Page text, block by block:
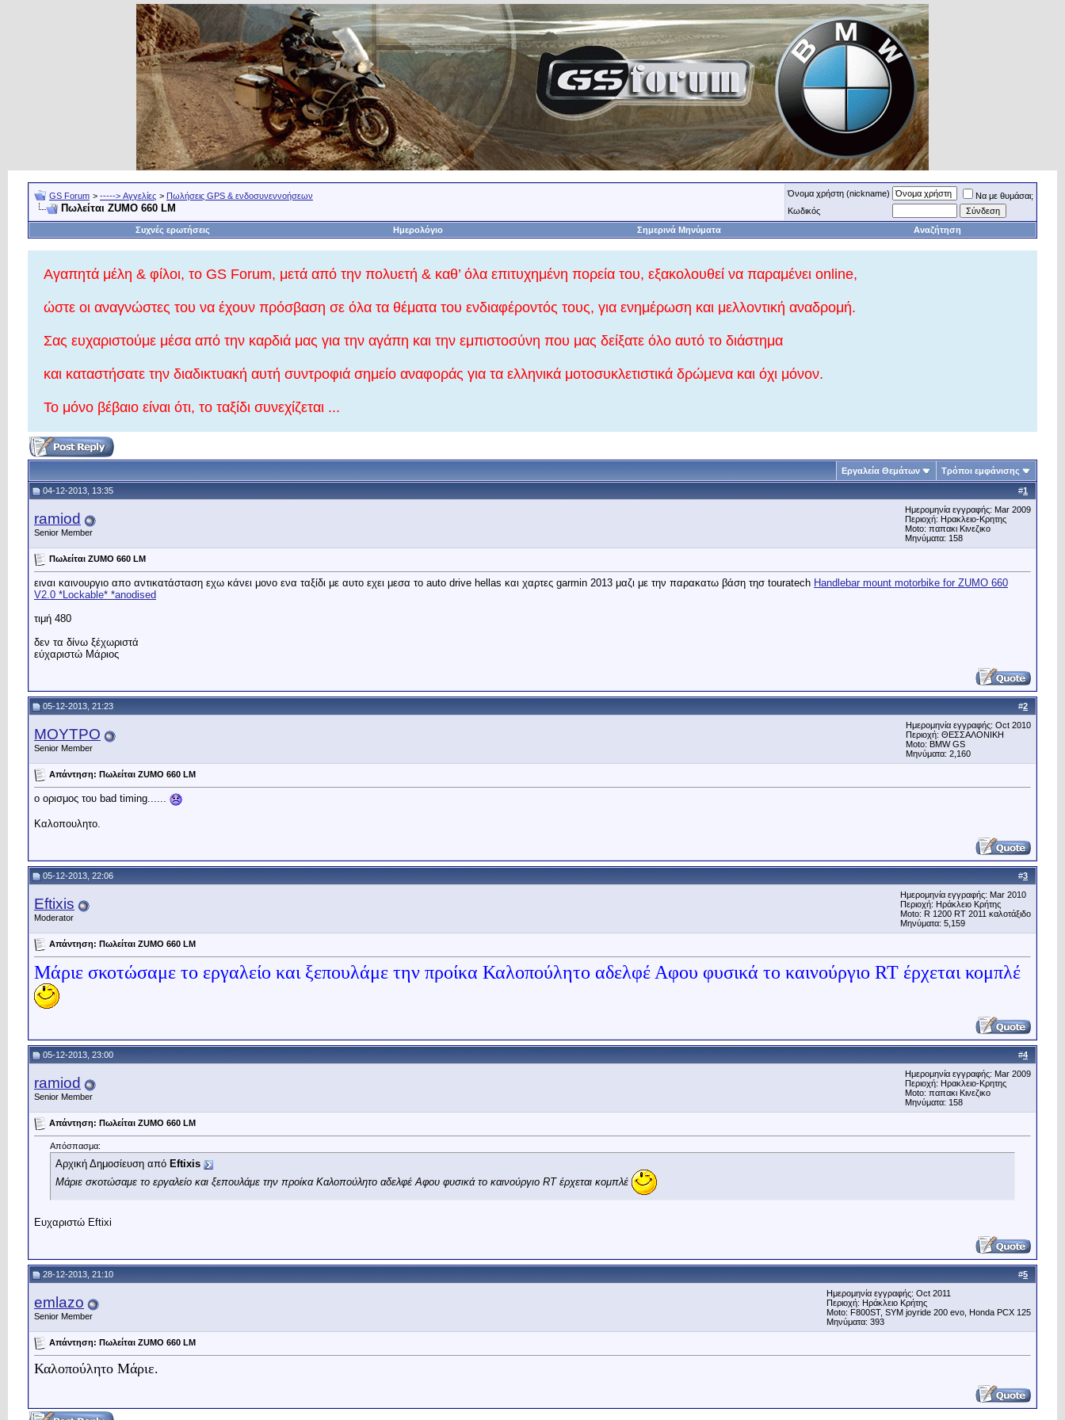
GS Forum > -----> Αγγελίες > Πωλήσεις GPS & ενδοσυνεννοήσεων
Πωλείται ZUMO 660 LM
Όνομα χρήστη (nickname)
Να με θυμάσαι;
Κωδικός
Συχνές ερωτήσεις
Ημερολόγιο Σημερινά Μηνύματα Αναζήτηση
Αγαπητά μέλη & φίλοι, το GS Forum, μετά από την πολυετή & καθ’ όλα επιτυχημένη πορεία του, εξακολουθεί να παραμένει online,
ώστε οι αναγνώστες του να έχουν πρόσβαση σε όλα τα θέματα του ενδιαφέροντός τους, για ενημέρωση και μελλοντική αναδρομή.
Σας ευχαριστούμε μέσα από την καρδιά μας για την αγάπη και την εμπιστοσύνη που μας δείξατε όλο αυτό το διάστημα
και καταστήσατε την διαδικτυακή αυτή συντροφιά σημείο αναφοράς για τα ελληνικά μοτοσυκλετιστικά δρώμενα και όχι μόνον.
Το μόνο βέβαιο είναι ότι, το ταξίδι συνεχίζεται ...
Εργαλεία Θεμάτων Τρόποι εμφάνισης
#1
04-12-2013, 13:35
ramiod
Senior Member
Ημερομηνία εγγραφής: Mar 2009
Περιοχή: Ηρακλειο-Κρητης
Μoto: παπακι Κινεζικο
Μηνύματα: 158
Πωλείται ZUMO 660 LM
ειναι καινουργιο απο αντικατάσταση εχω κάνει μονο ενα ταξίδι με αυτο εχει μεσα το auto drive hellas και χαρτες garmin 2013 μαζι με την παρακατω βάση τησ touratech Handlebar mount motorbike for ZUMO 660
V2.0 *Lockable* *anodised
τιμή 480
δεν τα δίνω ξέχωριστά
εύχαριστώ Μάριος
#2
05-12-2013, 21:23
MOYTPO
Senior Member
Ημερομηνία εγγραφής: Oct 2010
Περιοχή: ΘΕΣΣΑΛΟΝΙΚΗ
Μoto: BMW GS
Μηνύματα: 2,160
Απάντηση: Πωλείται ZUMO 660 LM
ο ορισμος του bad timing......
Καλοπουλητο.
#3
05-12-2013, 22:06
Eftixis
Moderator
Ημερομηνία εγγραφής: Mar 2010
Περιοχή: Ηράκλειο Κρήτης
Μoto: R 1200 RT 2011 καλοτάξιδο
Μηνύματα: 5,159
Απάντηση: Πωλείται ZUMO 660 LM
Mάριε σκοτώσαμε το εργαλείο και ξεπουλάμε την προίκα Καλοπούλητο αδελφέ Αφου φυσικά το καινούργιο RT έρχεται κομπλέ
#4
05-12-2013, 23:00
ramiod
Senior Member
Ημερομηνία εγγραφής: Mar 2009
Περιοχή: Ηρακλειο-Κρητης
Μoto: παπακι Κινεζικο
Μηνύματα: 158
Απάντηση: Πωλείται ZUMO 660 LM
Απόσπασμα:
Αρχική Δημοσίευση από Eftixis
Mάριε σκοτώσαμε το εργαλείο και ξεπουλάμε την προίκα Καλοπούλητο αδελφέ Αφου φυσικά το καινούργιο RT έρχεται κομπλέ
Ευχαριστώ Eftixi
#5
28-12-2013, 21:10
emlazo
Senior Member
Ημερομηνία εγγραφής: Oct 2011
Περιοχή: Ηράκλειο Κρήτης
Μoto: F800ST, SYM joyride 200 evo, Honda PCX 125
Μηνύματα: 393
Απάντηση: Πωλείται ZUMO 660 LM
Καλοπούλητο Μάριε.